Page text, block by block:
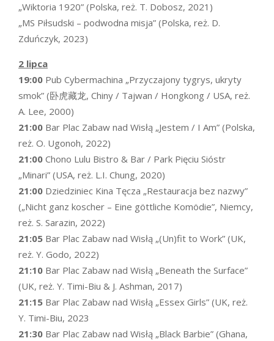
„Wiktoria 1920” (Polska, reż. T. Dobosz, 2021)
„MS Piłsudski – podwodna misja” (Polska, reż. D.
Zduńczyk, 2023)
2 lipca
19:00 Pub Cybermachina „Przyczajony tygrys, ukryty
smok” (卧虎藏龙, Chiny / Tajwan / Hongkong / USA, reż.
A. Lee, 2000)
21:00 Bar Plac Zabaw nad Wisłą „Jestem / I Am” (Polska,
reż. O. Ugonoh, 2022)
21:00 Chono Lulu Bistro & Bar / Park Pięciu Sióstr
„Minari” (USA, reż. L.I. Chung, 2020)
21:00 Dziedziniec Kina Tęcza „Restauracja bez nazwy”
(„Nicht ganz koscher – Eine göttliche Komödie”, Niemcy,
reż. S. Sarazin, 2022)
21:05 Bar Plac Zabaw nad Wisłą „(Un)fit to Work” (UK,
reż. Y. Godo, 2022)
21:10 Bar Plac Zabaw nad Wisłą „Beneath the Surface”
(UK, reż. Y. Timi-Biu & J. Ashman, 2017)
21:15 Bar Plac Zabaw nad Wisłą „Essex Girls” (UK, reż.
Y. Timi-Biu, 2023
21:30 Bar Plac Zabaw nad Wisłą „Black Barbie” (Ghana,